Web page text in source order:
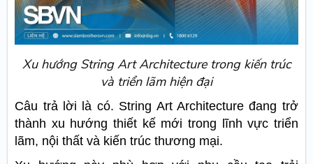
Xu hướng String Art Architecture trong kiến trúc
và triển lãm hiện đại
Câu trả lời là có. String Art Architecture đang trở
thành xu hướng thiết kế mới trong lĩnh vực triển
lãm, nội thất và kiến trúc thương mại.